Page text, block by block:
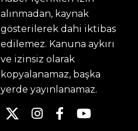
alınmadan, kaynak
gösterilerek dahi iktibas
edilemez. Kanuna aykırı
ve izinsiz olarak
kopyalanamaz, başka
yerde yayınlanamaz.